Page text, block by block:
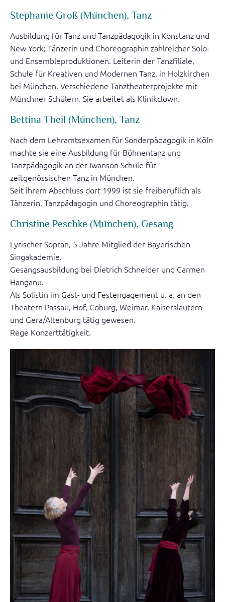
Stephanie Groß (München), Tanz
Ausbildung für Tanz und Tanzpädagogik in Konstanz und
New York; Tänzerin und Choreographin zahlreicher Solo-
und Ensembleproduktionen. Leiterin der Tanzfiliale,
Schule für Kreativen und Modernen Tanz, in Holzkirchen
bei München. Verschiedene Tanztheaterprojekte mit
Münchner Schülern. Sie arbeitet als Klinikclown.
Bettina Theil (München), Tanz
Nach dem Lehramtsexamen für Sonderpädagogik in Köln
machte sie eine Ausbildung für Bühnentanz und
Tanzpädagogik an der Iwanson Schule für
zeitgenössischen Tanz in München.
Seit ihrem Abschluss dort 1999 ist sie freiberuflich als
Tänzerin, Tanzpädagogin und Choreographin tätig.
Christine Peschke (München), Gesang
Lyrischer Sopran, 5 Jahre Mitglied der Bayerischen
Singakademie.
Gesangsausbildung bei Dietrich Schneider und Carmen
Hanganu.
Als Solistin im Gast- und Festengagement u. a. an den
Theatern Passau, Hof, Coburg, Weimar, Kaiserslautern
und Gera/Altenburg tätig gewesen.
Rege Konzerttätigkeit.